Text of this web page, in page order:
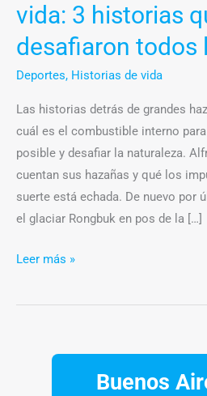
vida: 3 historias
desafiaron todos
Deportes, Historias de vida
Las historias detrás de grandes
cuál es el combustible interno
posible y desafiar la naturaleza.
cuentan sus hazañas y qué los
suerte está echada. De nuevo por
el glaciar Rongbuk en pos de la […]
los
límites
Leer más »
Buenos